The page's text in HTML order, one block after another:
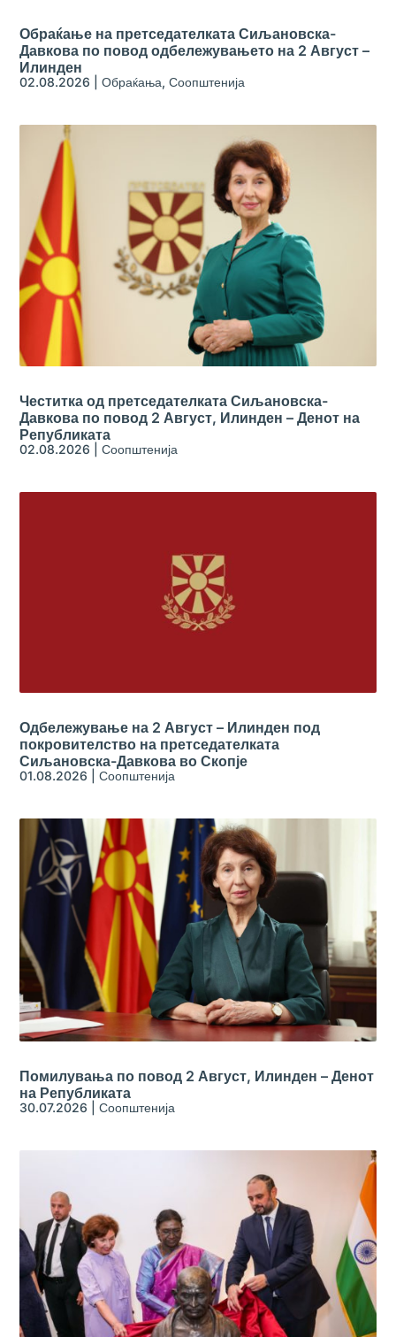
Обраќање на претседателката Сиљановска-
Давкова по повод одбележувањето на 2 Август –
Илинден
02.08.2026 |Обраќања,Соопштенија
Честитка од претседателката Сиљановска-
Давкова по повод 2 Август, Илинден – Денот на
Републиката
02.08.2026 |Соопштенија
Одбележување на 2 Август – Илинден под
покровителство на претседателката
Сиљановска-Давкова во Скопје
01.08.2026 |Соопштенија
Помилувања по повод 2 Август, Илинден – Денот
на Републиката
30.07.2026 |Соопштенија